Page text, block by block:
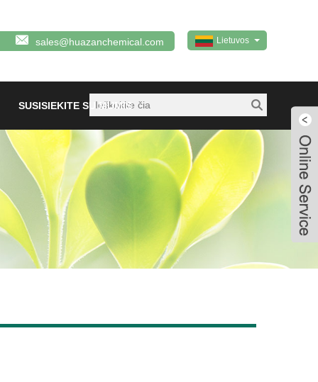
Lietuvos
sales@huazanchemical.com
SUSISIEKITE SU MUMIS